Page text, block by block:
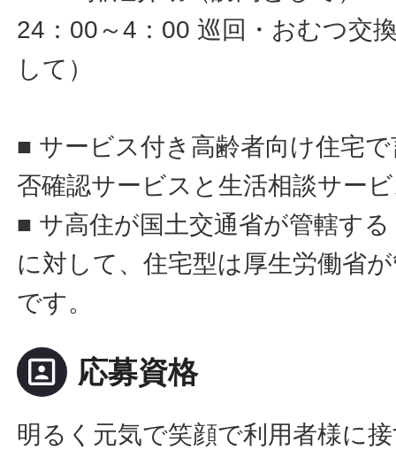
24：00～4：00 巡回・おむつ交
して）
■ サービス付き高齢者向け住宅
否確認サービスと生活相談サー
■ サ高住が国土交通省が管轄す
に対して、住宅型は厚生労働省
です。
portrait 応募資格
明るく元気で笑顔で利用者様に